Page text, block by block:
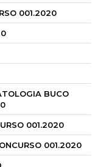
001.2020
BUCO
001.2020
001.2020